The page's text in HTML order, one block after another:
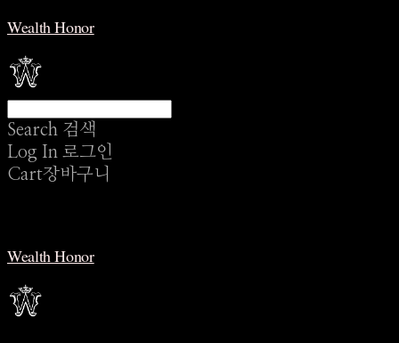
Wealth Honor
Search 검색
Log In 로그인
Cart장바구니
Wealth Honor